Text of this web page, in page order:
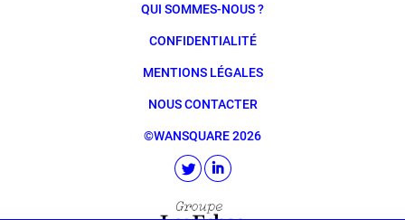
QUI SOMMES-NOUS ?
CONFIDENTIALITÉ
MENTIONS LÉGALES
NOUS CONTACTER
©WANSQUARE 2026